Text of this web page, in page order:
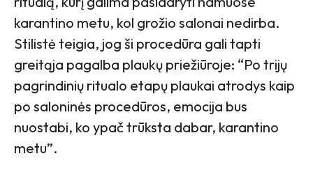
karantino metu, kol grožio salonai nedirba.
Stilistė teigia, jog ši procedūra gali tapti
greitąja pagalba plaukų priežiūroje: “Po trijų
pagrindinių ritualo etapų plaukai atrodys kaip
po saloninės procedūros, emocija bus
nuostabi, ko ypač trūksta dabar, karantino
metu”.